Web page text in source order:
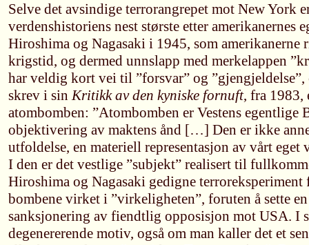
Selve det avsindige terrorangrepet mot New York
verdenshistoriens nest største etter amerikanernes
Hiroshima og Nagasaki i 1945, som
krigstid, og dermed unnslapp med merkelappen
har veldig kort vei til ”forsvar” og
skrev i sinKritikk av den kyniske fornuft, fra 1983,
atombomben: ”Atombomben er Vestens
objektivering av maktens ånd […] Den er ikke
utfoldelse, en materiell representasjon av vårt
I den er det vestlige ”subjekt” realisert til
Hiroshima og Nagasaki gedigne
bombene virket i ”virkeligheten”, foruten å sette
sanksjonering av fiendtlig opposisjon mot USA. I
degenererende motiv, også om man kaller det et